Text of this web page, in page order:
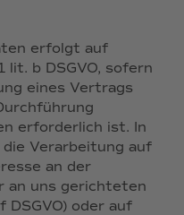
erfolgt auf
lit. b DSGVO, sofern
eines Vertrags
erforderlich ist. In
Verarbeitung auf
an der
an uns gerichteten
oder auf